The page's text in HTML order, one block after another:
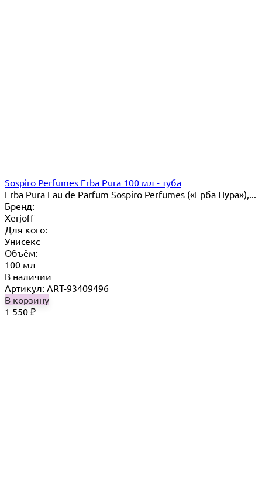
Sospiro Perfumes Erba Pura 100 мл - туба
Erba Pura Eau de Parfum Sospiro Perfumes («Ерба Пура»),...
Бренд:
Xerjoff
Для кого:
Унисекс
Объём:
100 мл
В наличии
Артикул: ART-93409496
В корзину
1 550 ₽